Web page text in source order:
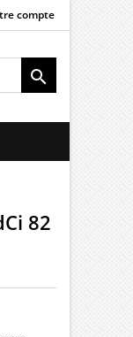
compte

82